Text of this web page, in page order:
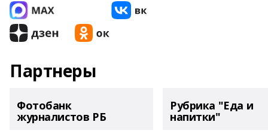
Партнеры
Фотобанк
журналистов РБ
Рубрика "Еда и
напитки"